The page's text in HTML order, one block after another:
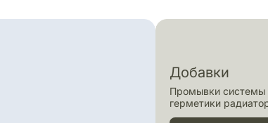
Добавки
Промывки системы
герметики